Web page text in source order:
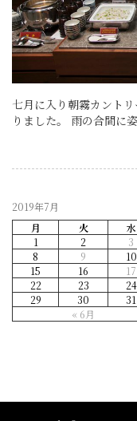
七月に入り朝霧カント
りました。 雨の合間に
2019年7月
月
火 水
« 6月
1 2 3
8
9 10
15
16 17
22
23 24
29
30 31